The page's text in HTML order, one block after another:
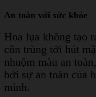
An toàn với sức khỏe
Hoa lụa không tạo
côn trùng tới hút
nhuộm màu an
bởi sự an toàn của
mình.